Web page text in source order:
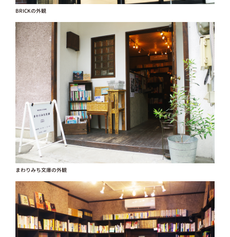
BRICKの外観
まわりみち文庫の外観